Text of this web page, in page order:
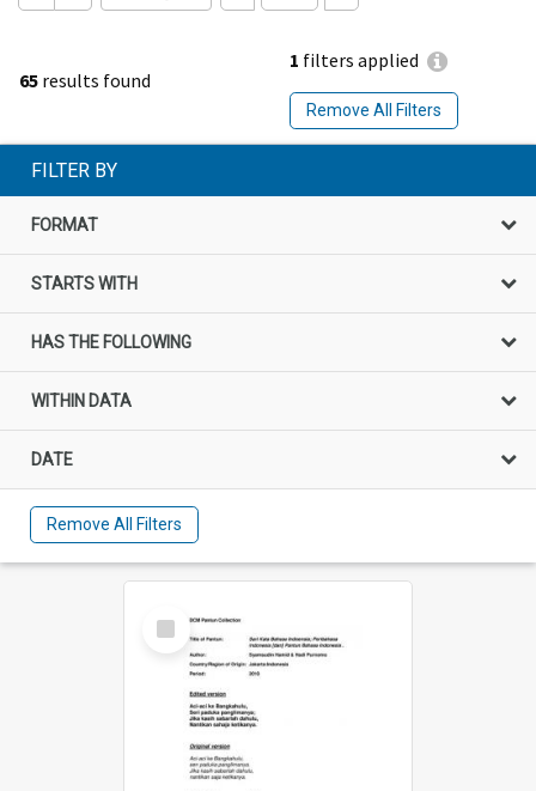
65 results found
1 filters applied
Remove All Filters
FILTER BY
FORMAT
STARTS WITH
HAS THE FOLLOWING
WITHIN DATA
DATE
Remove All Filters
Select
Item